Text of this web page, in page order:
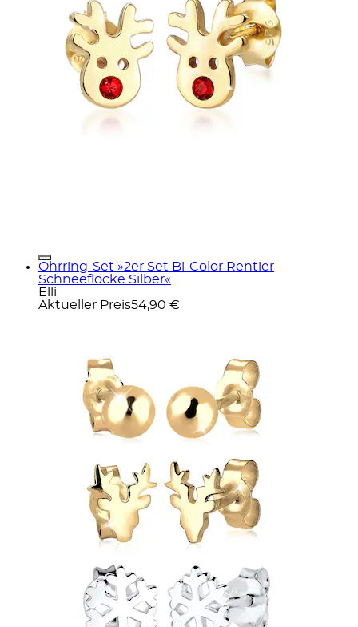
Ohrring-Set »2er Set Bi-Color Rentier
Schneeflocke Silber«
Elli
Aktueller Preis54,90 €